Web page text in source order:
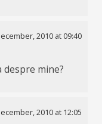
2010 at 09:40
despre mine?
2010 at 12:05